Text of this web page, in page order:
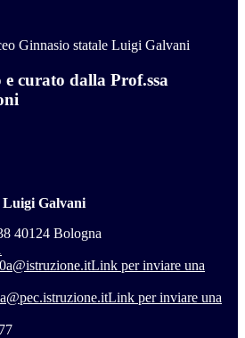
Ginnasio statale Luigi Galvani
curato dalla Prof.ssa
Luigi Galvani
40124 Bologna
Link per inviare una
Link per inviare una